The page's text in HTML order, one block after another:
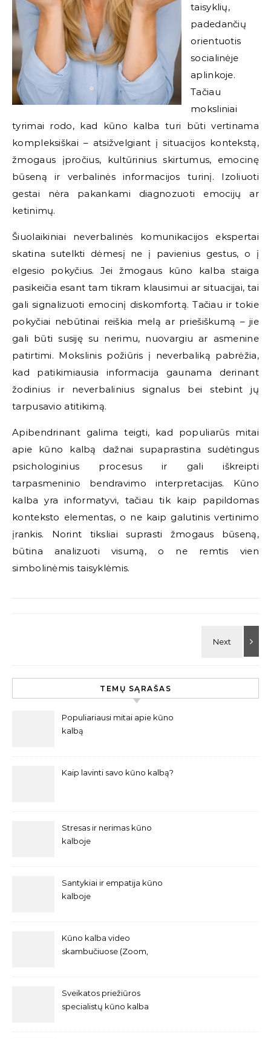
taisyklių,
padedančių
orientuotis
socialinėje
aplinkoje.
Tačiau
moksliniai
tyrimai rodo, kad kūno kalba turi būti vertinama
kompleksiškai – atsižvelgiant į situacijos kontekstą,
žmogaus įpročius, kultūrinius skirtumus, emocinę
būseną ir verbalinės informacijos turinį. Izoliuoti
gestai nėra pakankami diagnozuoti emocijų ar
ketinimų.
Šiuolaikiniai neverbalinės komunikacijos ekspertai
skatina sutelkti dėmesį ne į pavienius gestus, o į
elgesio pokyčius. Jei žmogaus kūno kalba staiga
pasikeičia esant tam tikram klausimui ar situacijai, tai
gali signalizuoti emocinį diskomfortą. Tačiau ir tokie
pokyčiai nebūtinai reiškia melą ar priešiškumą – jie
gali būti susiję su nerimu, nuovargiu ar asmenine
patirtimi. Mokslinis požiūris į neverbaliką pabrėžia,
kad patikimiausia informacija gaunama derinant
žodinius ir neverbalinius signalus bei stebint jų
tarpusavio atitikimą.
Apibendrinant galima teigti, kad populiarūs mitai
apie kūno kalbą dažnai supaprastina sudėtingus
psichologinius procesus ir gali iškreipti
tarpasmeninio bendravimo interpretacijas. Kūno
kalba yra informatyvi, tačiau tik kaip papildomas
konteksto elementas, o ne kaip galutinis vertinimo
įrankis. Norint tiksliai suprasti žmogaus būseną,
būtina analizuoti visumą, o ne remtis vien
simbolinėmis taisyklėmis.
TEMŲ SĄRAŠAS
Populiariausi mitai apie kūno
kalbą
Kaip lavinti savo kūno kalbą?
Stresas ir nerimas kūno
kalboje
Santykiai ir empatija kūno
kalboje
Kūno kalba video
skambučiuose (Zoom,
Sveikatos priežiūros
specialistų kūno kalba